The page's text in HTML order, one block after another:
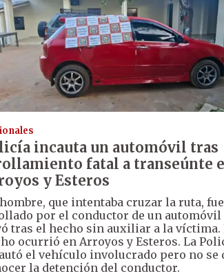
incauta un automóvil tras
fatal a transeúnte
y Esteros
que intentaba cruzar la ruta, fue
por el conductor de un automóvil
tras el hecho sin auxiliar a la víctima.
ocurrió en Arroyos y Esteros. La
el vehículo involucrado pero no se
la detención del conductor.